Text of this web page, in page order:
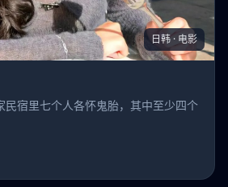
日韩 · 电影
民宿里七个人各怀鬼胎，其中至少四个